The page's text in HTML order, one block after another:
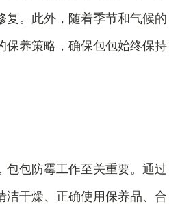
复。此外，随着季节和气候的
保养策略，确保包包始终保持
包包防霉工作至关重要。通过
洁干燥、正确使用保养品、合